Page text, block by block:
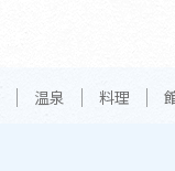
温泉 料理